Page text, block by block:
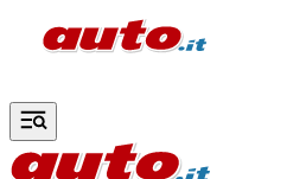
Vai al contenuto principale